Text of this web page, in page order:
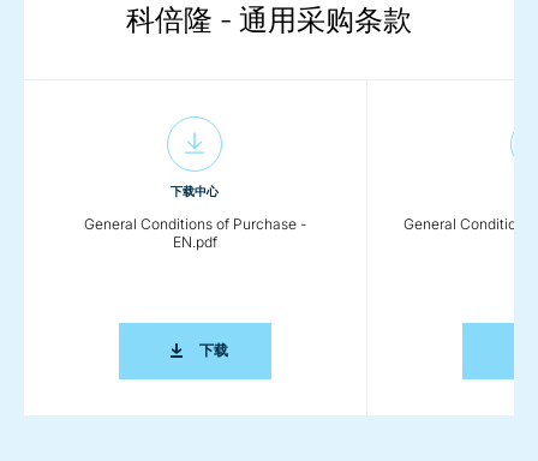
科倍隆 - 通用采购条款
下载中心
General Conditions of Purchase -
EN.pdf
下载GENERAL CONDITIONS OF PURCHASE -
General Conditions